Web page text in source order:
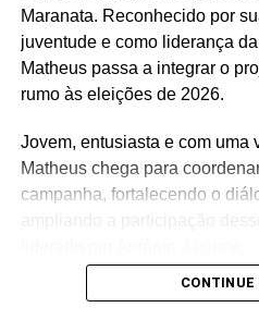
Maranata. Reconhecido por
juventude e como liderança
Matheus passa a integrar o
rumo às eleições de 2026.
Jovem, entusiasta e com uma
Matheus chega para
campanha, fortalecendo o
Ao declarar seu apoio,
CONTINUE